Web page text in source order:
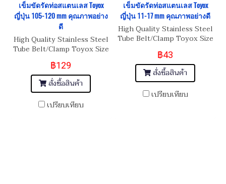
เข็มขัดรัดท่อสแตนเลส Toyox
ญี่ปุ่น 105-120 mm คุณภาพอย่าง
ดี
High Quality Stainless Steel
Tube Belt/Clamp Toyox Size
105-120 mm
฿129
สั่งซื้อสินค้า
เปรียบเทียบ
เข็มขัดรัดท่อสแตนเลส Toyox
ญี่ปุ่น 11-17 mm คุณภาพอย่างดี
High Quality Stainless Steel
Tube Belt/Clamp Toyox Size
11-17 mm
฿43
สั่งซื้อสินค้า
เปรียบเทียบ